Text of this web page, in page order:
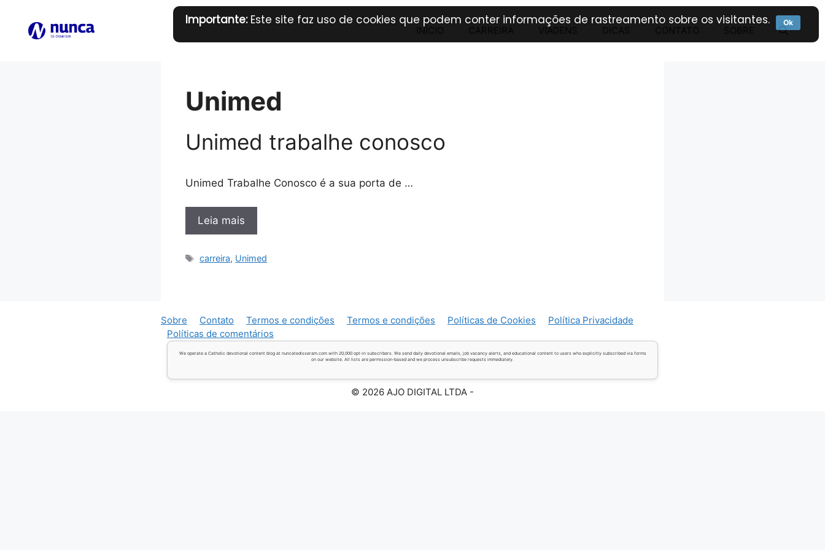
INÍCIO VIAGENS
Unimed
Unimed trabalhe conosco
Unimed Trabalhe Conosco é a sua porta de …
Leia mais
Tags
carreira, Unimed
Sobre Contato Termos e condições Termos e condições Políticas de Cookies
Política Privacidade
Políticas de comentários
We operate a Catholic devotional content blog at nuncatedisseram.com with 20,000 opt-in subscribers. We send daily devotional emails, job vacancy alerts, and educational content to users who explicitly subscribed via forms
on our website. All lists are permission-based and we process unsubscribe requests immediately.
© 2026 AJO DIGITAL LTDA -
Importante:Este site faz uso de cookies que podem conter informações de rastreamento sobre os visitantes. Ok